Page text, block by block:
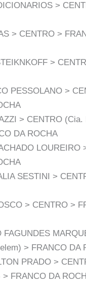
>
> CENTRO >
>
PESSOLANO >
> CENTRO (Cia.
DA ROCHA
LOUREIRO
SESTINI >
> CENTRO >
FAGUNDES
> FRANCO DA
PRADO >
> FRANCO DA